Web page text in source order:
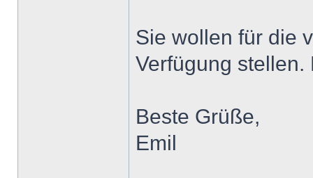
Sie wollen für die
Verfügung
Beste Grüße,
Emil